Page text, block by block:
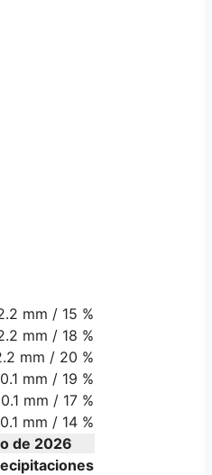
mm / 15 %
mm / 18 %
mm / 20 %
0.1 mm / 19 %
0.1 mm / 17 %
0.1 mm / 14 %
de 2026